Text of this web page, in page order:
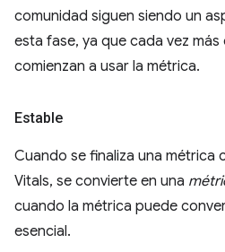
comunidad siguen siendo un
esta fase, ya que cada vez
comienzan a usar la métrica.
Estable
Cuando se finaliza una métrica
Vitals, se convierte en una
cuando la métrica puede
esencial.